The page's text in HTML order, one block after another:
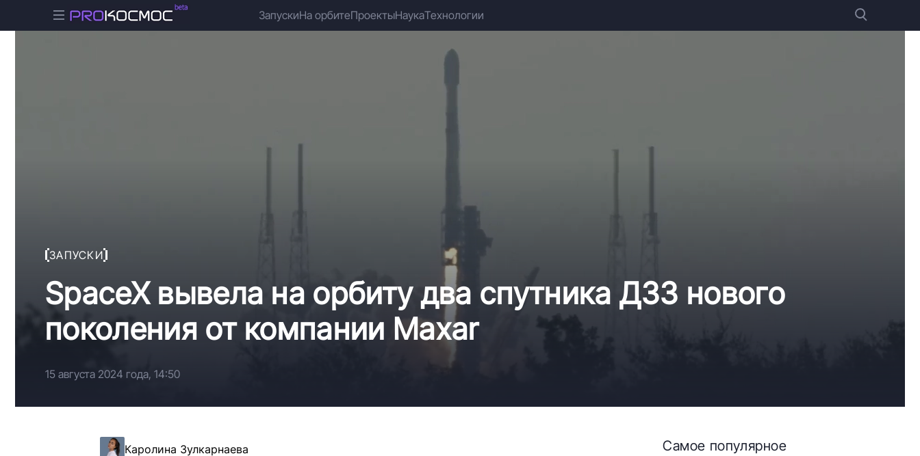
ЗапускиНа орбитеПроектыНаукаТехнологии
ЗАПУСКИ
SpaceX вывела на орбиту два спутника ДЗЗ нового
поколения от компании Maxar
15 августа 2024 года, 14:50
Каролина Зулкарнаева Самое популярное